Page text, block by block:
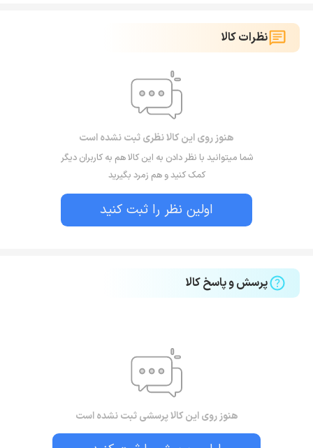
نظرات کالا
هنوز روی این کالا نظری ثبت نشده است
شما میتوانید با نظر دادن به این کالا هم به کاربران دیگر
کمک کنید و هم زمرد بگیرید
اولین نظر را ثبت کنید
پرسش و پاسخ کالا
هنوز روی این کالا پرسشی ثبت نشده است